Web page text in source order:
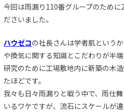
今回は雨漏り110番グループのため
ださいました。
ハウゼコの社長さんは学者肌という
や換気に関する知識とこだわりが半端
研究のために工場敷地内に新築の木
たほどです。
我々も日々雨漏りと戦う中で、雨仕
いるワケですが、流石にスケールが違